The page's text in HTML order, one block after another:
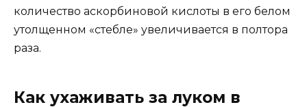
количество аскорбиновой кислоты в его белом
утолщенном «стебле» увеличивается в полтора
раза.
Как ухаживать за луком в